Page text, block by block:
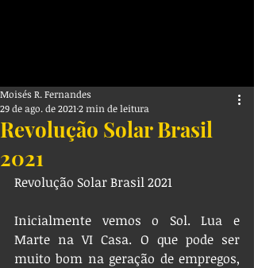
Revolução Solar Brasil
2021
Moisés R. Fernandes
29 de ago. de 2021 2 min de leitura
Revolução Solar Brasil 2021
Inicialmente vemos o Sol. Lua e
Marte na VI Casa. O que pode ser
muito bom na geração de empregos,